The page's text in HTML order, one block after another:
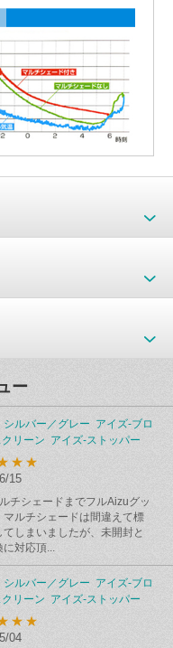
ー
シルバー／グレー アイズ-ブロ
リーン アイズ-ストッパー
15
チシェードまでフルAizuグッ
マルチシェードは間違えて標
しまいましたが、未開封と
対応頂...
シルバー／グレー アイズ-ブロ
リーン アイズ-ストッパー
04